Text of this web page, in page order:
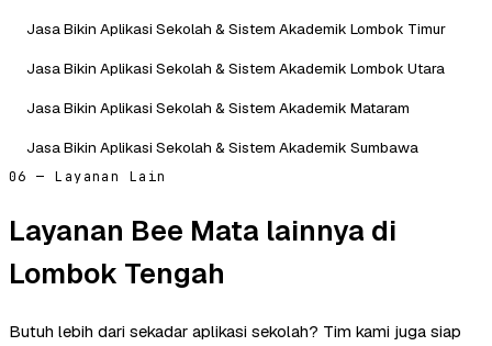
Jasa Bikin Aplikasi Sekolah & Sistem Akademik Lombok Timur
Jasa Bikin Aplikasi Sekolah & Sistem Akademik Lombok Utara
Jasa Bikin Aplikasi Sekolah & Sistem Akademik Mataram
Jasa Bikin Aplikasi Sekolah & Sistem Akademik Sumbawa
06 — Layanan Lain
Layanan Bee Mata lainnya di
Lombok Tengah
Butuh lebih dari sekadar aplikasi sekolah? Tim kami juga siap